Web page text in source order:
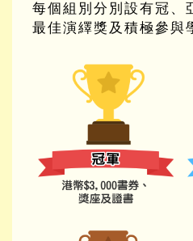
每個組別分別設有冠、
最佳演繹獎及積極參與